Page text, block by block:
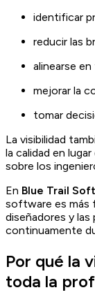
identificar
reducir las
alinearse
mejorar la
tomar
La visibilidad
la calidad en
sobre los
En Blue Trail
software es más
diseñadores y
continuamente
Por qué la
toda la